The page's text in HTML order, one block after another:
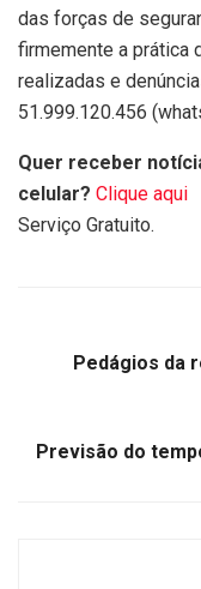
das forças de
firmemente a prática
realizadas e
51.999.120.456
Quer receber
celular? Clique aqui
Serviço Gratuito.
Pedágios da
Previsão do